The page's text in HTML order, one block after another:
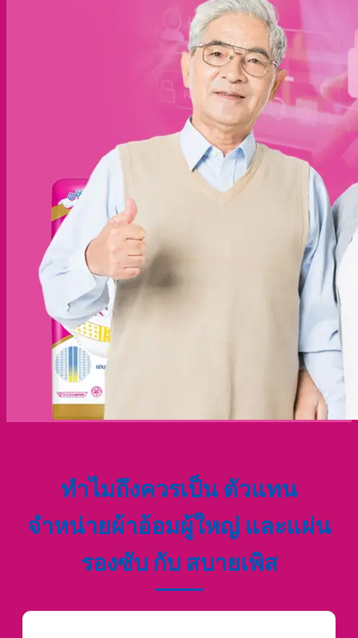
ทำไมถึงควรเป็น ตัวแทน
จำหน่ายผ้าอ้อมผู้ใหญ่ และแผ่น
รองซับ กับ สบายเพิส